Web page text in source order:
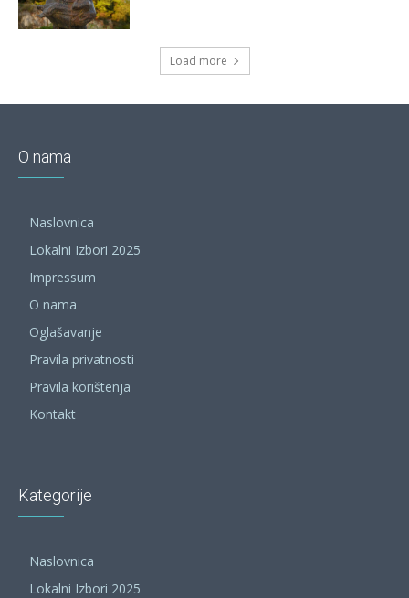
Load more
O nama
Naslovnica
Lokalni Izbori 2025
Impressum
O nama
Oglašavanje
Pravila privatnosti
Pravila korištenja
Kontakt
Kategorije
Naslovnica
Lokalni Izbori 2025